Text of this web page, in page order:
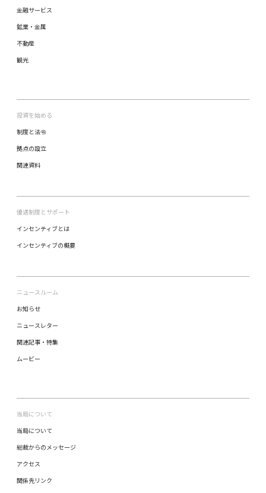
金融サービス
鉱業・金属
不動産
観光
投資を始める
制度と法令
拠点の設立
関連資料
優遇制度とサポート
インセンティブとは
インセンティブの概要
ニュースルーム
お知らせ
ニュースレター
関連記事・特集
ムービー
当局について
当局について
総裁からのメッセージ
アクセス
関係先リンク